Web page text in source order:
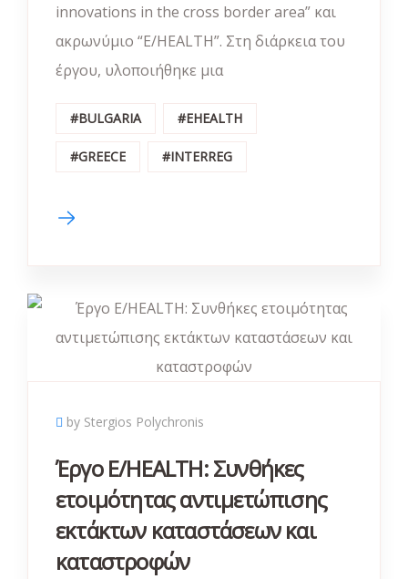
innovations in the cross border area” και
ακρωνύμιο “E/HEALTH”. Στη διάρκεια του
έργου, υλοποιήθηκε μια
#BULGARIA #EHEALTH
#GREECE #INTERREG
by Stergios Polychronis
Έργο E/HEALTH: Συνθήκες
ετοιμότητας αντιμετώπισης
εκτάκτων καταστάσεων και
καταστροφών